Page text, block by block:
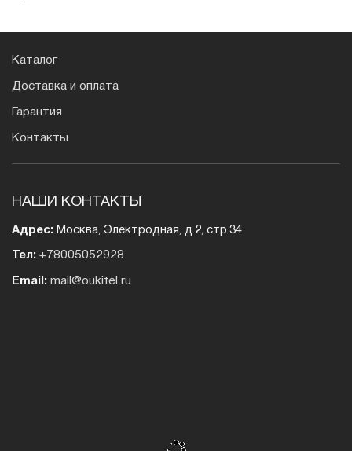
Каталог
Доставка и оплата
Гарантия
Контакты
НАШИ КОНТАКТЫ
Адрес: Москва, Электродная, д.2, стр.34
Тел: +78005052928
Email: mail@oukitel.ru